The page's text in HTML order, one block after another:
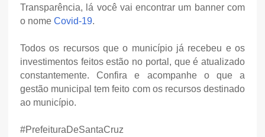
Transparência, lá você vai encontrar um banner com
o nome Covid-19.
Todos os recursos que o município já recebeu e os
investimentos feitos estão no portal, que é atualizado
constantemente. Confira e acompanhe o que a
gestão municipal tem feito com os recursos destinado
ao município.
#PrefeituraDeSantaCruz